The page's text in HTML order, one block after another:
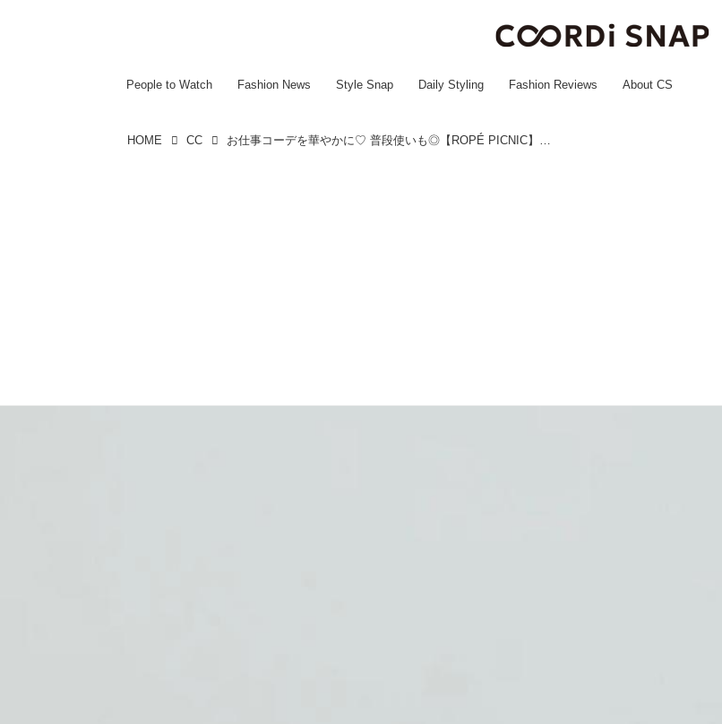
People to Watch Fashion News Style Snap Daily Styling Fashion Reviews About CS
HOME CC お仕事コーデを華やかに♡ 普段使いも◎【ROPÉ PICNIC】の「通勤バッグ」